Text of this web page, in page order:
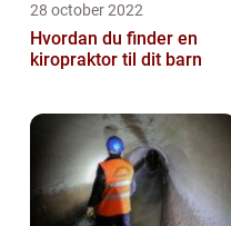
28 october 2022
Hvordan du finder en
kiropraktor til dit barn